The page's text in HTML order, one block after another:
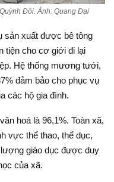
Đôi. Ảnh: Quang Đại
sản xuất được bê tông
tiện cho cơ giới đi lại
Hệ thống mương tưới,
đảm bảo cho phục vụ
các hộ gia đình.
hoá là 96,1%. Toàn xã,
vực thể thao, thể dục,
giáo dục được duy
của xã.